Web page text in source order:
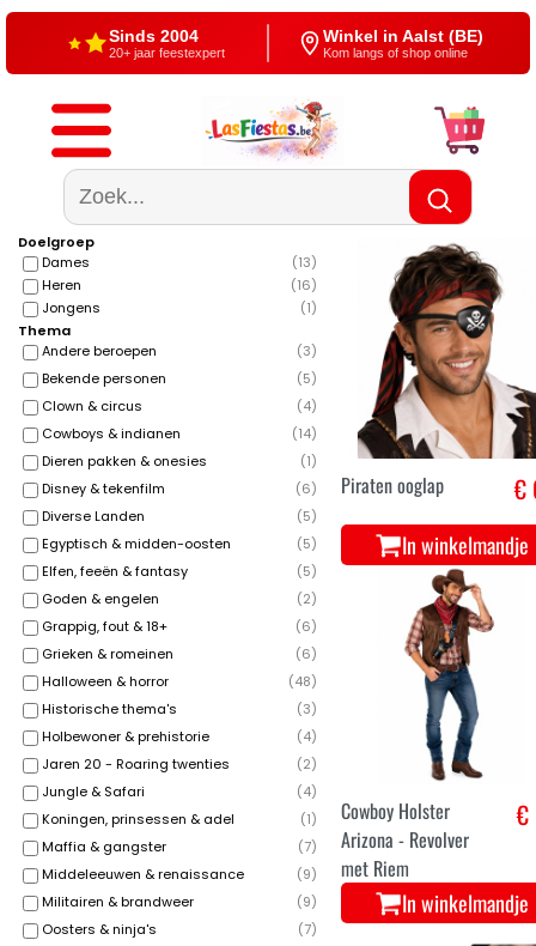
Sinds 2004
20+ jaar feestexpert
Winkel in Aalst (BE)
Kom langs of shop online
Vanaf €60 4,5/5 — Google
Doelgroep
Dames
(13)
Heren
(16)
Jongens
(1)
Thema
Andere beroepen
(3)
Bekende personen
(5)
Clown & circus
(4)
Cowboys & indianen
(14)
Dieren pakken & onesies
(1)
Disney & tekenfilm
(6)
Diverse Landen
(5)
Egyptisch & midden-oosten
(5)
Elfen, feeën & fantasy
(5)
Goden & engelen
(2)
Grappig, fout & 18+
(6)
Grieken & romeinen
(6)
Halloween & horror
(48)
Historische thema's
(3)
Holbewoner & prehistorie
(4)
Jaren 20 - Roaring twenties
(2)
Jungle & Safari
(4)
Koningen, prinsessen & adel
(1)
Maffia & gangster
(7)
Middeleeuwen & renaissance
(9)
Militairen & brandweer
(9)
Oosters & ninja's
(7)
Piraten ooglap €
In winkelmandje
Cowboy Holster
Arizona - Revolver
met Riem
€
In winkelmandje